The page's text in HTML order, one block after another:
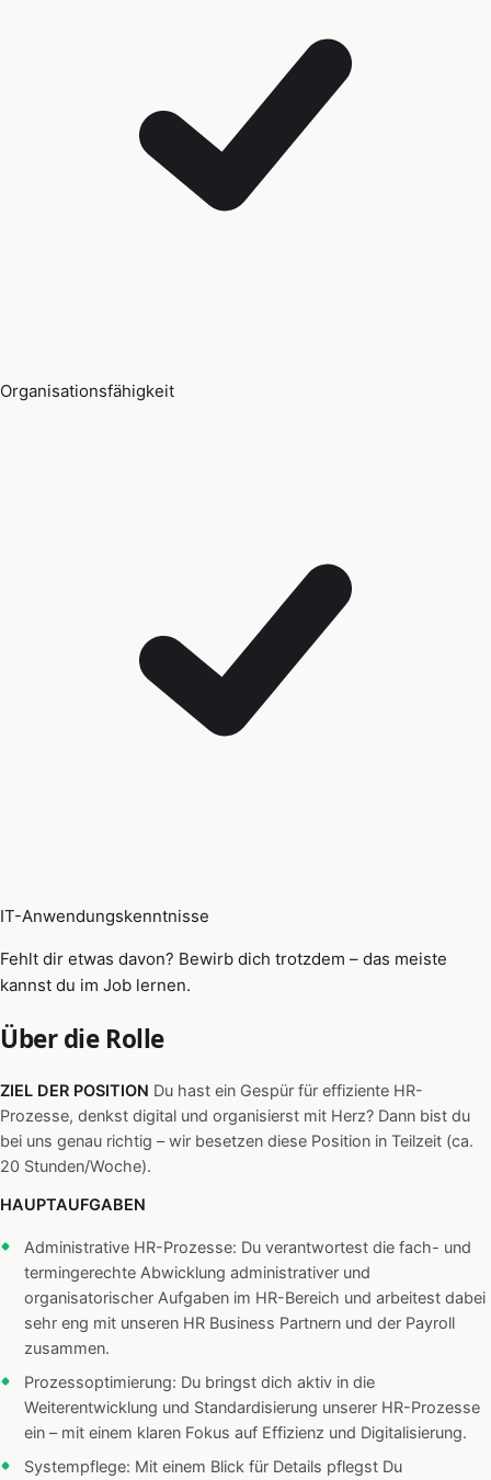
Organisationsfähigkeit
IT-Anwendungskenntnisse
Fehlt dir etwas davon? Bewirb dich trotzdem – das meiste
kannst du im Job lernen.
Über die Rolle
ZIEL DER POSITION Du hast ein Gespür für effiziente HR-
Prozesse, denkst digital und organisierst mit Herz? Dann bist du
bei uns genau richtig – wir besetzen diese Position in Teilzeit (ca.
20 Stunden/Woche).
HAUPTAUFGABEN
Administrative HR-Prozesse: Du verantwortest die fach- und
termingerechte Abwicklung administrativer und
organisatorischer Aufgaben im HR-Bereich und arbeitest dabei
sehr eng mit unseren HR Business Partnern und der Payroll
zusammen.
Prozessoptimierung: Du bringst dich aktiv in die
Weiterentwicklung und Standardisierung unserer HR-Prozesse
ein – mit einem klaren Fokus auf Effizienz und Digitalisierung.
Systempflege: Mit einem Blick für Details pflegst Du